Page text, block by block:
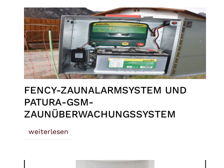
FENCY-ZAUNALARMSYSTEM UND
PATURA-GSM-
ZAUNÜBERWACHUNGSSYSTEM
weiterlesen